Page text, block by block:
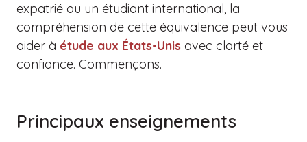
expatrié ou un étudiant international, la
compréhension de cette équivalence peut vous
aider à étude aux États-Unis avec clarté et
confiance. Commençons.
Principaux enseignements